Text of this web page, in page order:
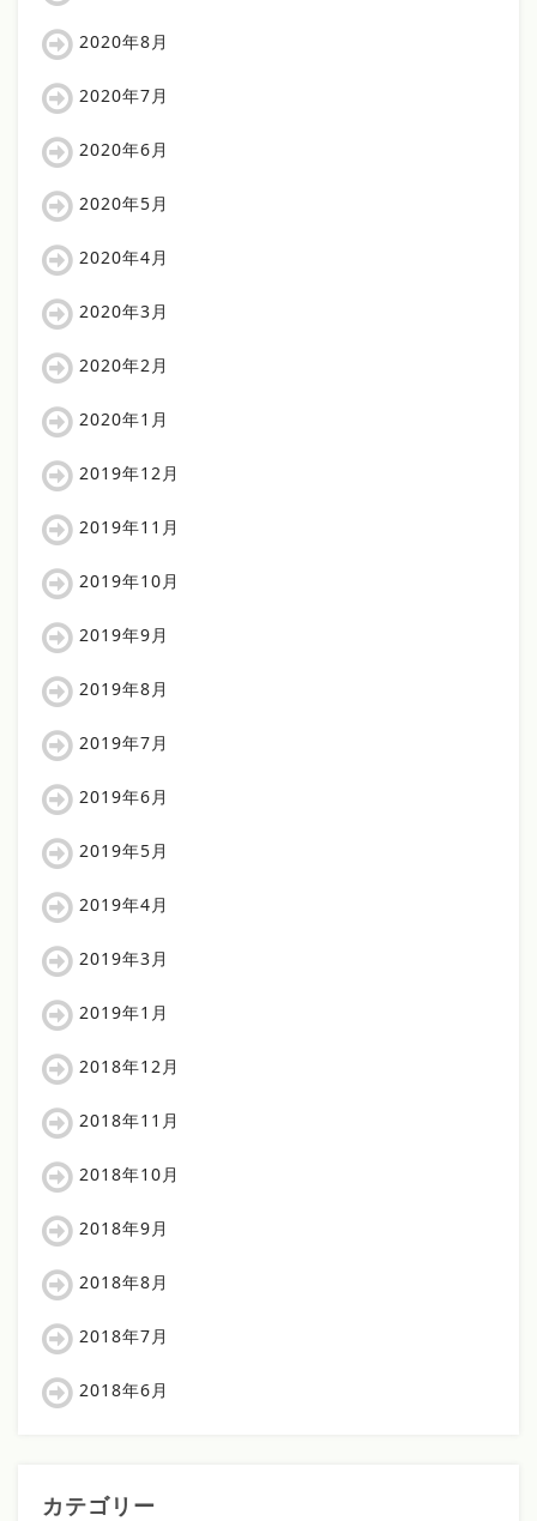
2020年8月
2020年7月
2020年6月
2020年5月
2020年4月
2020年3月
2020年2月
2020年1月
2019年12月
2019年11月
2019年10月
2019年9月
2019年8月
2019年7月
2019年6月
2019年5月
2019年4月
2019年3月
2019年1月
2018年12月
2018年11月
2018年10月
2018年9月
2018年8月
2018年7月
2018年6月
カテゴリー